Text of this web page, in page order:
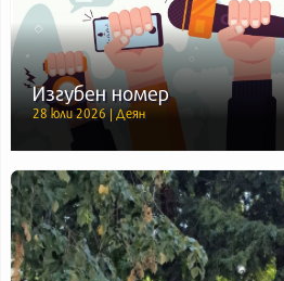
Изгубен номер
28 юли 2026 | Деян